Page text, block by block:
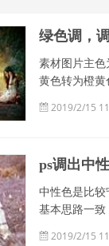
绿色调，
素材图片主色
黄色转为橙黄
2019/2/15
ps调出中
中性色是比较
基本思路一致
2019/2/15